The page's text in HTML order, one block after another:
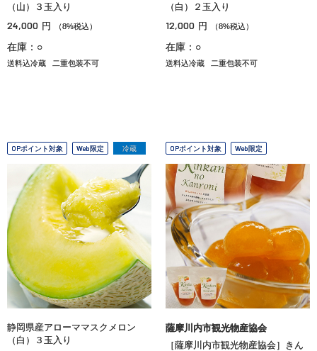
（山）３玉入り
24,000 円 （8%税込）
在庫：○
送料込冷蔵 二重包装不可
（白）２玉入り
12,000 円 （8%税込）
在庫：○
送料込冷蔵 二重包装不可
OPポイント対象 Web限定 冷蔵
静岡県産アローママスクメロン
（白）３玉入り
OPポイント対象 Web限定
薩摩川内市観光物産協会
［薩摩川内市観光物産協会］きん